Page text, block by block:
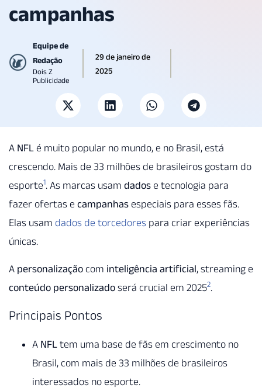
campanhas
Equipe de
Redação
Dois Z
Publicidade
29 de janeiro de
2025
A NFL é muito popular no mundo, e no Brasil, está
crescendo. Mais de 33 milhões de brasileiros gostam do
esporte1. As marcas usam dados e tecnologia para
fazer ofertas e campanhas especiais para esses fãs.
Elas usam dados de torcedores para criar experiências
únicas.
A personalização com inteligência artificial, streaming e
conteúdo personalizado será crucial em 20252.
Principais Pontos
A NFL tem uma base de fãs em crescimento no
Brasil, com mais de 33 milhões de brasileiros
interessados no esporte.